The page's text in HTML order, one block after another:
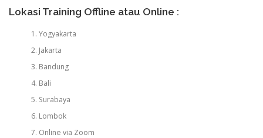
Lokasi Training Offline atau Online :
Yogyakarta
Jakarta
Bandung
Bali
Surabaya
Lombok
Online via Zoom